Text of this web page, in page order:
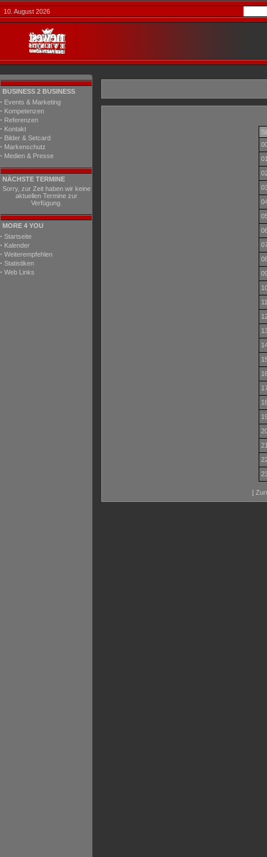
10. August 2026
BUSINESS 2 BUSINESS
· Events & Marketing
· Kompetenzen
· Referenzen
· Kontakt
· Bilder & Setcard
· Markenschutz
· Medien & Presse
NÄCHSTE TERMINE
Sorry, zur Zeit haben wir keine
aktuellen Termine zur
Verfügung.
MORE 4 YOU
· Startseite
· Kalender
· Weiterempfehlen
· Statistiken
· Web Links
[